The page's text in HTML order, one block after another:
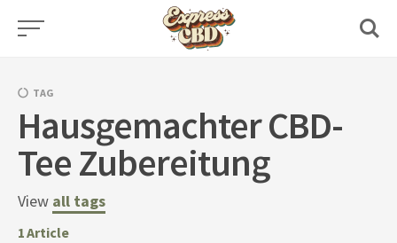
Skip
TAG
Hausgemachter CBD-
Tee Zubereitung
View all tags
1Article